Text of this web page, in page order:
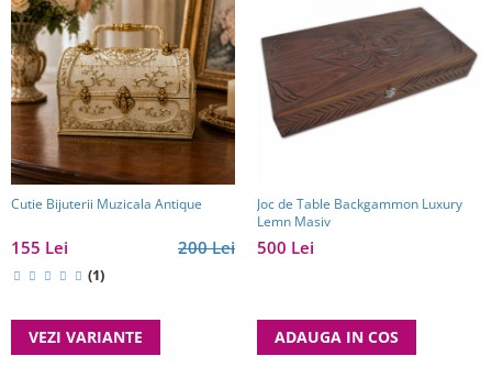
Cutie Bijuterii Muzicala Antique
200 Lei
155 Lei
(1)
VEZI VARIANTE
Joc de Table Backgammon Luxury
Lemn Masiv
500 Lei
ADAUGA IN COS